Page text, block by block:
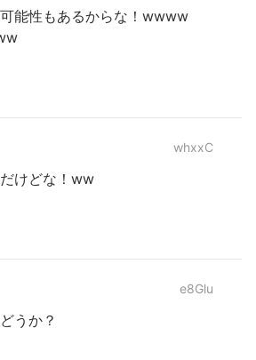
能性もあるからな！wwww
whxxC
けどな！ww
e8Glu
うか？